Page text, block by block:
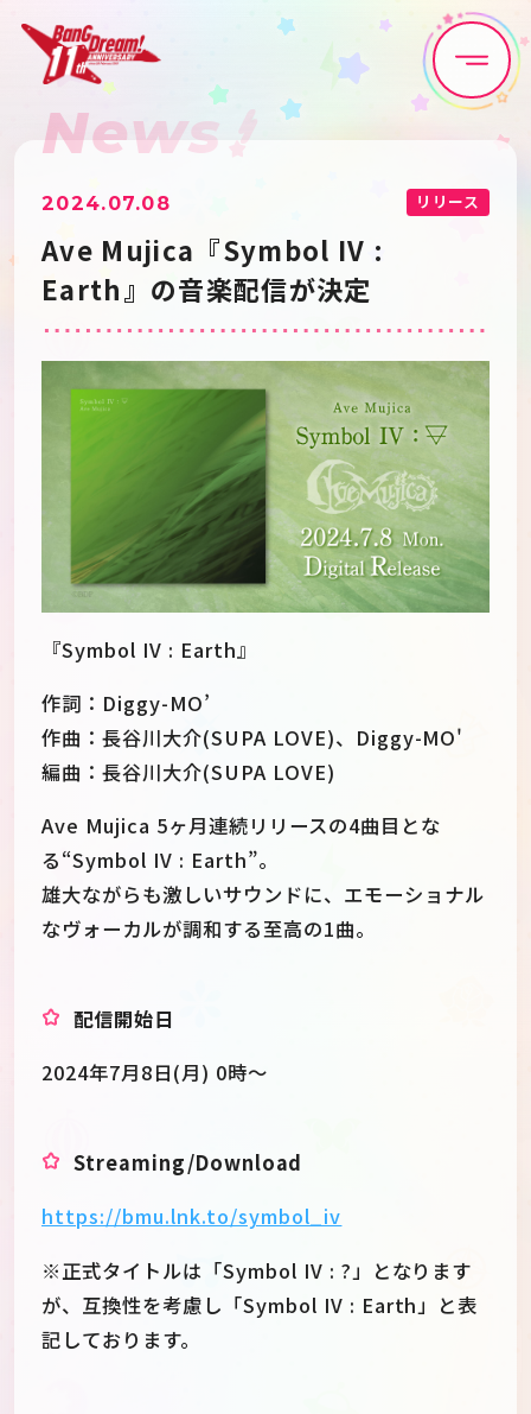
Home News
Live•Event Discography
Artist Anime
Game Media
About
Goods
News
2024.07.08 リリース
Ave Mujica『Symbol IV :
Earth』の音楽配信が決定
『Symbol IV : Earth』
作詞：Diggy-MO’
作曲：長谷川大介(SUPA LOVE)、Diggy-MO'
編曲：長谷川大介(SUPA LOVE)
Ave Mujica 5ヶ月連続リリースの4曲目とな
る“Symbol IV : Earth”。
雄大ながらも激しいサウンドに、エモーショナル
なヴォーカルが調和する至高の1曲。
配信開始日
2024年7月8日(月) 0時～
Streaming/Download
https://bmu.lnk.to/symbol_iv
※正式タイトルは「Symbol IV : ?」となります
が、互換性を考慮し「Symbol IV : Earth」と表
記しております。